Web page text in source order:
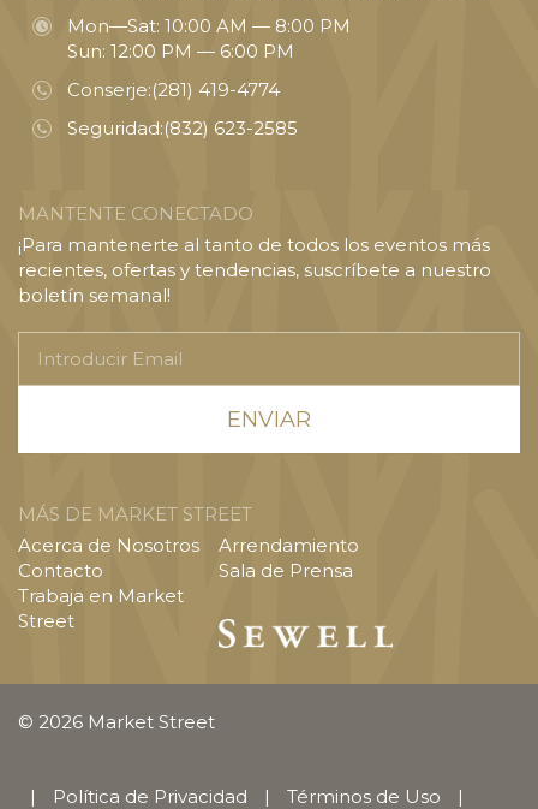
Mon—Sat: 10:00 AM — 8:00 PM
Sun: 12:00 PM — 6:00 PM
Conserje:(281) 419-4774
Seguridad:(832) 623-2585
MANTENTE CONECTADO
¡Para mantenerte al tanto de todos los eventos más
recientes, ofertas y tendencias, suscríbete a nuestro
boletín semanal!
Email
MÁS DE MARKET STREET
Acerca de Nosotros
Contacto
Trabaja en Market
Street
Arrendamiento
Sala de Prensa
© 2026 Market Street
| Política de Privacidad | Términos de Uso |